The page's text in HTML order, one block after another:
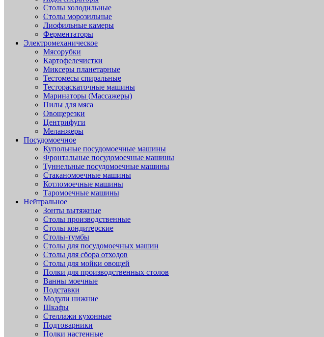
Столы холодильные
Столы морозильные
Лиофильные камеры
Ферментаторы
Электромеханическое
Мясорубки
Картофелечистки
Миксеры планетарные
Тестомесы спиральные
Тестораскаточные машины
Маринаторы (Массажеры)
Пилы для мяса
Овощерезки
Центрифуги
Меланжеры
Посудомоечное
Купольные посудомоечные машины
Фронтальные посудомоечные машины
Туннельные посудомоечные машины
Стаканомоечные машины
Котломоечные машины
Таромоечные машины
Нейтральное
Зонты вытяжные
Столы производственные
Столы кондитерские
Столы-тумбы
Столы для посудомоечных машин
Столы для сбора отходов
Столы для мойки овощей
Полки для производственных столов
Ванны моечные
Подставки
Модули нижние
Шкафы
Стеллажи кухонные
Подтоварники
Полки настенные